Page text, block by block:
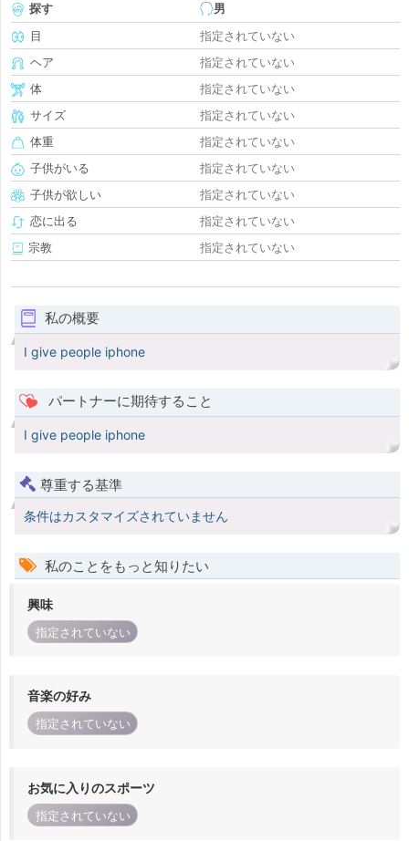
探す
男
目
指定されていない
ヘア
指定されていない
体
指定されていない
サイズ
指定されていない
体重
指定されていない
子供がいる
指定されていない
子供が欲しい
指定されていない
恋に出る
指定されていない
宗教
指定されていない
私の概要
I give people iphone
パートナーに期待すること
I give people iphone
尊重する基準
条件はカスタマイズされていません
私のことをもっと知りたい
興味
指定されていない
音楽の好み
指定されていない
お気に入りのスポーツ
指定されていない